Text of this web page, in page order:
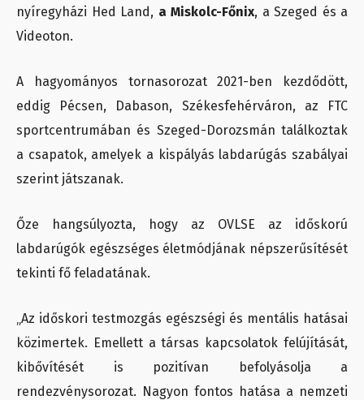
nyíregyházi Hed Land, a Miskolc-Főnix, a Szeged és a
Videoton.
A hagyományos tornasorozat 2021-ben kezdődött,
eddig Pécsen, Dabason, Székesfehérváron, az FTC
sportcentrumában és Szeged-Dorozsmán találkoztak
a csapatok, amelyek a kispályás labdarúgás szabályai
szerint játszanak.
Őze hangsúlyozta, hogy az OVLSE az időskorú
labdarúgók egészséges életmódjának népszerűsítését
tekinti fő feladatának.
„Az időskori testmozgás egészségi és mentális hatásai
közimertek. Emellett a társas kapcsolatok felújítását,
kibővítését is pozitívan befolyásolja a
rendezvénysorozat. Nagyon fontos hatása a nemzeti